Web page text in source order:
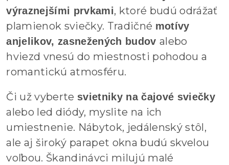
výraznejšími prvkami, ktoré budú odrážať
plamienok sviečky. Tradičné motívy
anjelikov, zasnežených budov alebo
hviezd vnesú do miestnosti pohodou a
romantickú atmosféru.
Či už vyberte svietniky na čajové sviečky
alebo led diódy, myslite na ich
umiestnenie. Nábytok, jedálenský stôl,
ale aj široký parapet okna budú skvelou
voľbou. Škandinávci milujú malé